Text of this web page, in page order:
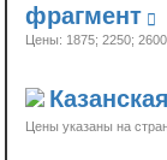
фрагмент
Цены: 1875; 2250;
Цены указаны на